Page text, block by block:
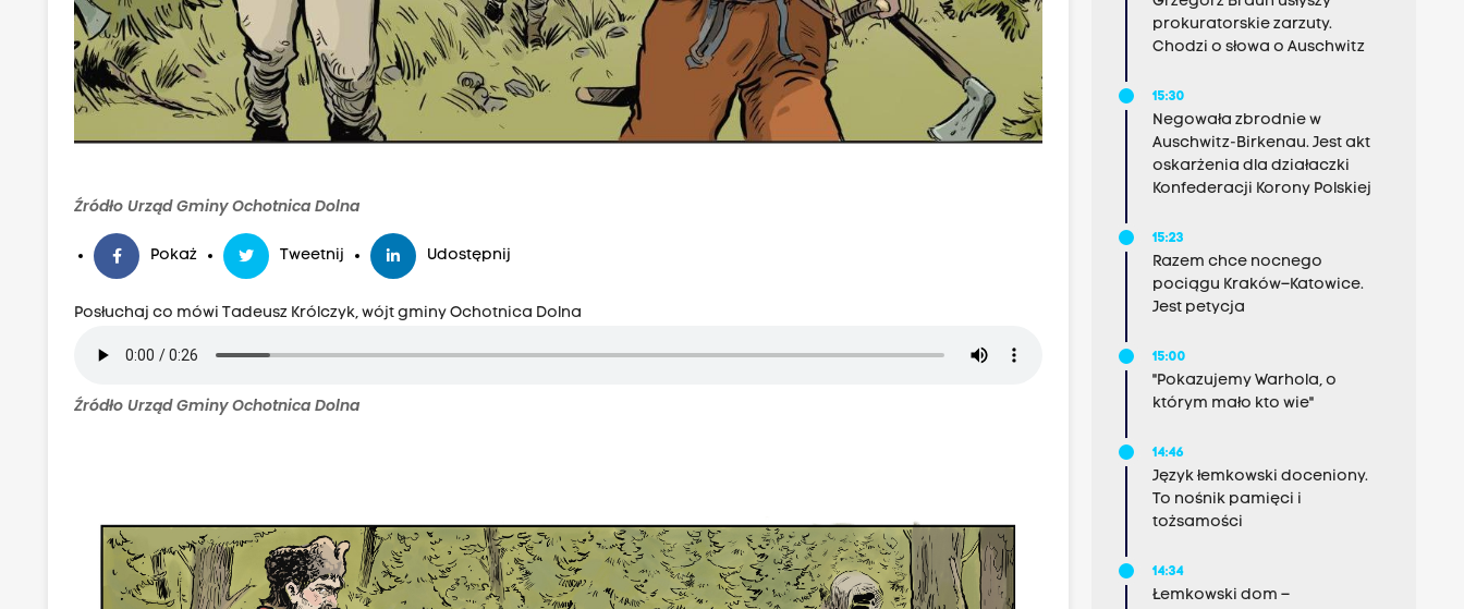
Źródło Urząd Gminy Ochotnica Dolna
Pokaż Tweetnij Udostępnij
Posłuchaj co mówi Tadeusz Królczyk, wójt gminy Ochotnica Dolna
Źródło Urząd Gminy Ochotnica Dolna
prokuratorskie zarzuty.
Chodzi o słowa o Auschwitz
15:30
Negowała zbrodnie w
Auschwitz-Birkenau. Jest akt
oskarżenia dla działaczki
Konfederacji Korony Polskiej
15:23
Razem chce nocnego
pociągu Kraków–Katowice.
Jest petycja
15:00
"Pokazujemy Warhola, o
którym mało kto wie"
14:46
Język łemkowski doceniony.
To nośnik pamięci i
tożsamości
14:34
Łemkowski dom –